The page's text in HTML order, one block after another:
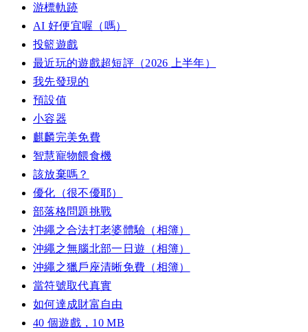
游標軌跡
AI 好便宜喔（嗎）
投籃遊戲
最近玩的遊戲超短評（2026 上半年）
我先發現的
預設值
小容器
麒麟完美免費
智慧寵物餵食機
該放棄嗎？
優化（很不優耶）
部落格問題挑戰
沖繩之合法打老婆體驗（相簿）
沖繩之無腦北部一日遊（相簿）
沖繩之獵戶座清晰免費（相簿）
當符號取代真實
如何達成財富自由
40 個遊戲，10 MB